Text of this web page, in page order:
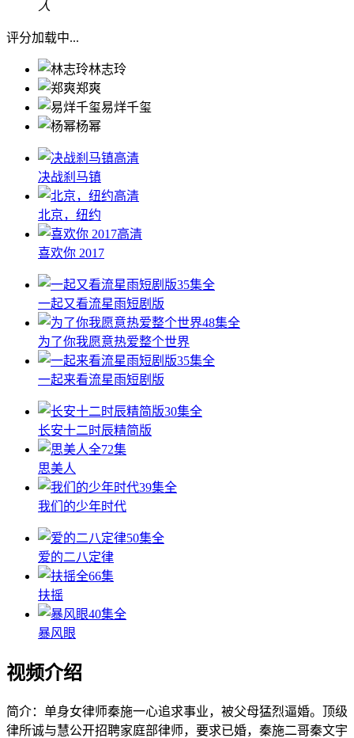
人
评分加载中...
林志玲
郑爽
易烊千玺
杨幂
高清
决战刹马镇
高清
北京，纽约
高清
喜欢你 2017
35集全
一起又看流星雨短剧版
48集全
为了你我愿意热爱整个世界
35集全
一起来看流星雨短剧版
30集全
长安十二时辰精简版
全72集
思美人
39集全
我们的少年时代
50集全
爱的二八定律
全66集
扶摇
40集全
暴风眼
视频介绍
简介： 单身女律师秦施一心追求事业，被父母猛烈逼婚。顶级
律所诚与慧公开招聘家庭部律师，要求已婚，秦施二哥秦文宇